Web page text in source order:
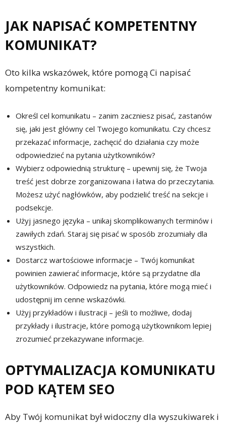
JAK NAPISAĆ KOMPETENTNY
KOMUNIKAT?
Oto kilka wskazówek, które pomogą Ci napisać
kompetentny komunikat:
Określ cel komunikatu – zanim zaczniesz pisać, zastanów
się, jaki jest główny cel Twojego komunikatu. Czy chcesz
przekazać informacje, zachęcić do działania czy może
odpowiedzieć na pytania użytkowników?
Wybierz odpowiednią strukturę – upewnij się, że Twoja
treść jest dobrze zorganizowana i łatwa do przeczytania.
Możesz użyć nagłówków, aby podzielić treść na sekcje i
podsekcje.
Użyj jasnego języka – unikaj skomplikowanych terminów i
zawiłych zdań. Staraj się pisać w sposób zrozumiały dla
wszystkich.
Dostarcz wartościowe informacje – Twój komunikat
powinien zawierać informacje, które są przydatne dla
użytkowników. Odpowiedz na pytania, które mogą mieć i
udostępnij im cenne wskazówki.
Użyj przykładów i ilustracji – jeśli to możliwe, dodaj
przykłady i ilustracje, które pomogą użytkownikom lepiej
zrozumieć przekazywane informacje.
OPTYMALIZACJA KOMUNIKATU
POD KĄTEM SEO
Aby Twój komunikat był widoczny dla wyszukiwarek i